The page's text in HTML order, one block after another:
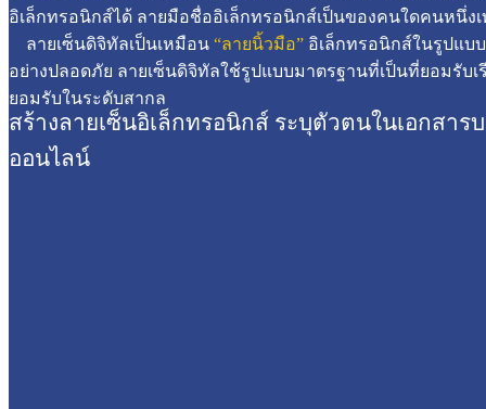
สร้างลายเซ็นอิเล็กทรอนิกส์ ระบุตัวตนในเอกสาร
ออนไลน์
อิเล็กทรอนิกส์ได้ ลายมือชื่ออิเล็กทรอนิกส์เป็นของคนใดคนหนึ่ง
ลายเซ็นดิจิทัลเป็นเหมือน “ลายนิ้วมือ” อิเล็กทรอนิกส์ในรูปแบ
อย่างปลอดภัย ลายเซ็นดิจิทัลใช้รูปแบบมาตรฐานที่เป็นที่ยอมรับเ
ยอมรับในระดับสากล